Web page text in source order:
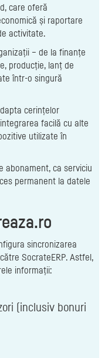
care oferă
și raportare
activitate.
– de la finanțe
producție, lanț de
într-o singură
cerințelor
facilă cu alte
utilizate în
abonament, ca serviciu
permanent la datele
sincronizarea
SocrateERP. Astfel,
informații:
(inclusiv bonuri